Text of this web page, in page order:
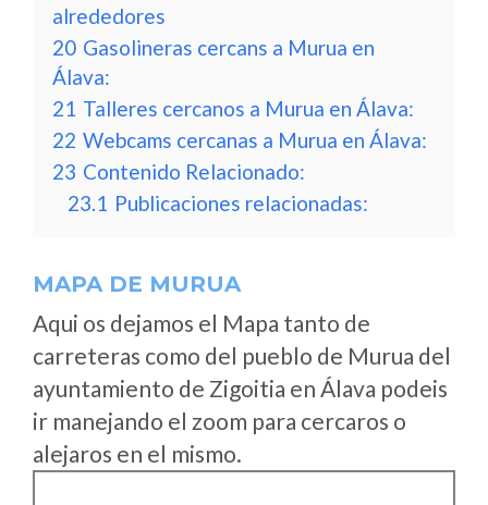
alrededores
20 Gasolineras cercans a Murua en
Álava:
21 Talleres cercanos a Murua en Álava:
22 Webcams cercanas a Murua en Álava:
23 Contenido Relacionado:
23.1 Publicaciones relacionadas:
MAPA DE MURUA
Aqui os dejamos el Mapa tanto de
carreteras como del pueblo de Murua del
ayuntamiento de Zigoitia en Álava podeis
ir manejando el zoom para cercaros o
alejaros en el mismo.